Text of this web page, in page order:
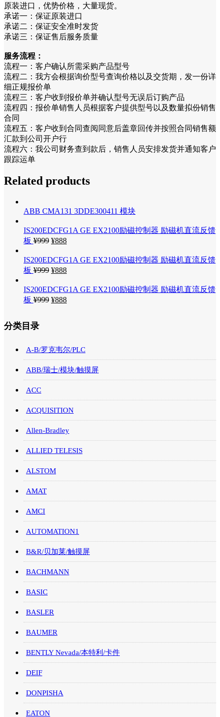
原装进口，优势价格，大量现货。
承诺一：保证原装进口
承诺二：保证安全准时发货
承诺三：保证售后服务质量
服务流程：
流程一：客户确认所需采购产品型号
流程二：我方会根据询价型号查询价格以及交货期，发一份详
细正规报价单
流程三：客户收到报价单并确认型号无误后订购产品
流程四：报价单销售人员根据客户提供型号以及数量拟份销售
合同
流程五：客户收到合同查阅同意后盖章回传并按照合同销售额
汇款到公司开户行
流程六：我公司财务查到款后，销售人员安排发货并通知客户
跟踪运单
Related products
ABB CMA131 3DDE300411 模块
IS200EDCFG1A GE EX2100励磁控制器 励磁机直流反馈
板 ¥999 ¥888
IS200EDCFG1A GE EX2100励磁控制器 励磁机直流反馈
板 ¥999 ¥888
IS200EDCFG1A GE EX2100励磁控制器 励磁机直流反馈
板 ¥999 ¥888
分类目录
A-B/罗克韦尔/PLC
ABB/瑞士/模块/触摸屏
ACC
ACQUISITION
Allen-Bradley
ALLIED TELESIS
ALSTOM
AMAT
AMCI
AUTOMATION1
B&R/贝加莱/触摸屏
BACHMANN
BASIC
BASLER
BAUMER
BENTLY Nevada/本特利/卡件
DEIF
DONPISHA
EATON